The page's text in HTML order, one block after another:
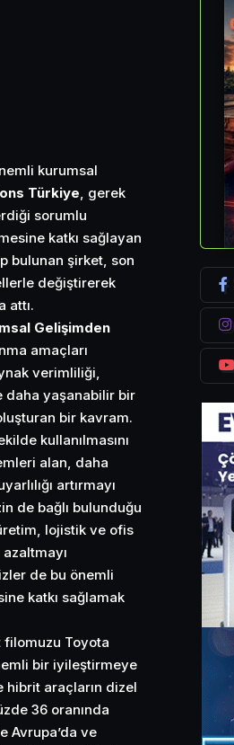
kurumsal
Türkiye, gerek
sorumlu
katkı sağlayan
bulunan şirket, son
değiştirerek
attı.
Gelişimden
amaçları
verimliliği,
daha yaşanabilir bir
bir kavram.
kullanılmasını
alan, daha
artırmayı
de bağlı bulunduğu
lojistik ve ofis
azaltmayı
de bu önemli
katkı sağlamak
filomuzu Toyota
bir iyileştirmeye
hibrit araçların dizel
36 oranında
Avrupa’da ve